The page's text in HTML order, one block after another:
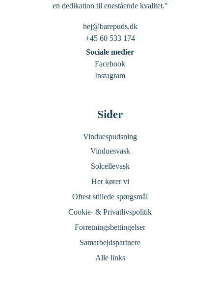
en dedikation til enestående kvalitet."
hej@barepuds.dk
+45 60 533 174
Sociale medier
Facebook
Instagram
Sider
Vinduespudsning
Vinduesvask
Solcellevask
Her kører vi
Oftest stillede spørgsmål
Cookie- & Privatlivspolitik
Forretningsbettingelser
Samarbejdspartnere
Alle links